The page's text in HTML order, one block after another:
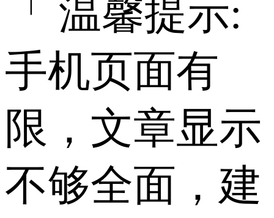
「 温馨提示:
手机页面有
限，文章显示
不够全面，建